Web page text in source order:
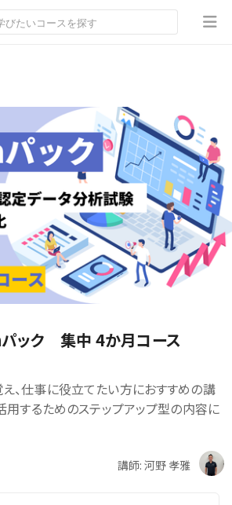
ック 集中 4か月コース
、仕事に役立てたい方におすすめの講
用するためのステップアップ型の内容に
講師: 河野 孝雅